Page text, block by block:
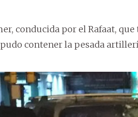
conducida por el Rafaat,
contener la pesada